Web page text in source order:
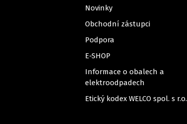
Novinky
Obchodní zástupci
Podpora
E-SHOP
Informace o obalech a
elektroodpadech
Etický kodex WELCO spol. s r.o.